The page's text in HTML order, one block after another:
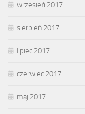
wrzesień 2017
sierpień 2017
lipiec 2017
czerwiec 2017
maj 2017